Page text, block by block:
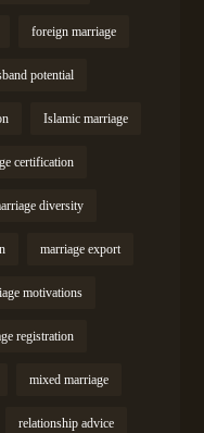
foreign marriage
potential
Islamic marriage
certification
diversity
marriage export
motivations
registration
mixed marriage
relationship advice